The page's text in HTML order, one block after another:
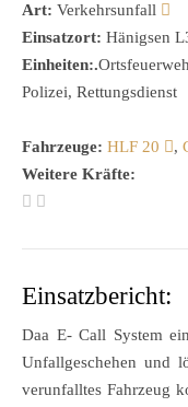
Art: Verkehrsunfall
Einsatzort: Hänigsen
Einheiten:.
Polizei, Rettungsdienst
Fahrzeuge: HLF 20 ,
Weitere Kräfte:
Einsatzbericht:
Daa E- Call System
Unfallgeschehen und
verunfalltes Fahrzeug